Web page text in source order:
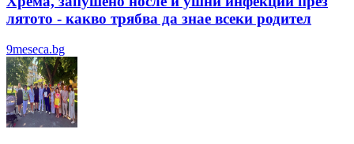
лятотo - какво трябва да знае всеки родител
9meseca.bg